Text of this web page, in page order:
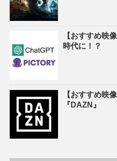
【おすすめ映
時代に！？
【おすすめ映
『DAZN』